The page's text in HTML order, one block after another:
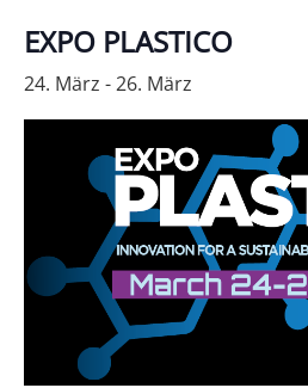
EXPO PLASTICO
24. März -26. März